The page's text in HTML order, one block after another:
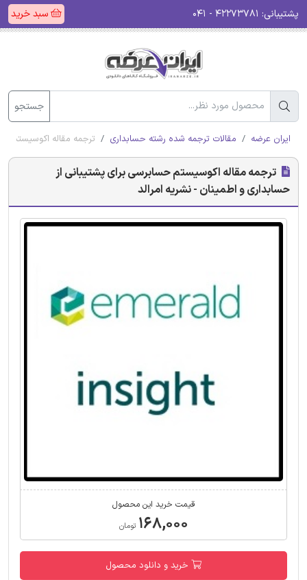
پشتیبانی: سبد خرید
جستجو
ایران عرضه مقالات ترجمه شده رشته حسابداری ترجمه مقاله اکوسیستم
ترجمه مقاله اکوسیستم حسابرسی برای پشتیبانی از
حسابداری و اطمینان - نشریه امرالد
قیمت خرید این محصول
۱۶۸,۰۰۰ تومان
خرید و دانلود محصول